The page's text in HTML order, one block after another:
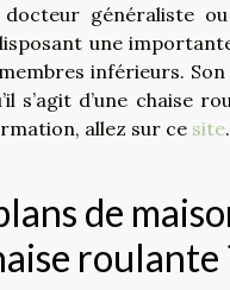
généraliste
une
inférieurs.
s’agit d’une chaise
allez sur ce site.
de
roulante